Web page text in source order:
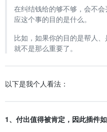
在纠结钱给的够不够，会不
应这个事的目的是什么。
比如，如果你的目的是帮人
就不是那么重要了。
以下是我个人看法：
1、付出值得被肯定，因此插件